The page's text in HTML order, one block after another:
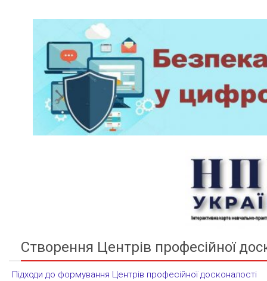
Створення Центрів професійної
Підходи до формування Центрів професійної досконалості